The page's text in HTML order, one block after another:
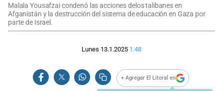
Malala Yousafzai condenó las acciones delos talibanes en
Afganistán y la destrucción del sistema de educación en Gaza por
parte de Israel.
Lunes 13.1.2025 1:48
+ Agregar El Litoral en